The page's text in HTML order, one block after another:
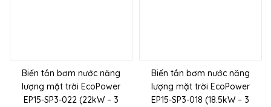
Biến tần bơm nước năng
lượng mặt trời EcoPower
EP15-SP3-022 (22kW – 3
Biến tần bơm nước năng
lượng mặt trời EcoPower
EP15-SP3-018 (18.5kW – 3